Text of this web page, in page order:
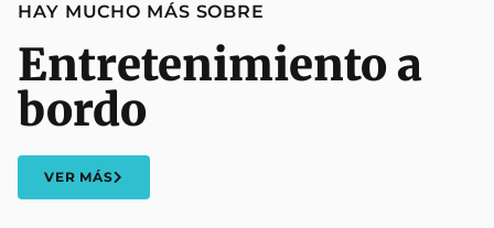
HAY MUCHO MÁS SOBRE
Entretenimiento a
bordo
VER MÁS